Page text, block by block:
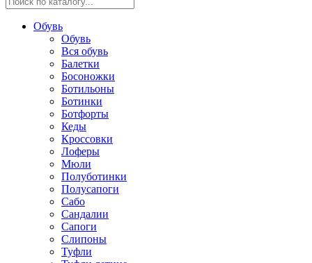
Обувь
Обувь
Вся обувь
Балетки
Босоножки
Ботильоны
Ботинки
Ботфорты
Кеды
Кроссовки
Лоферы
Мюли
Полуботинки
Полусапоги
Сабо
Сандалии
Сапоги
Слипоны
Туфли